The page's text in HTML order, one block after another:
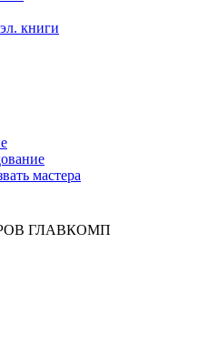
книги
мастера
ГЛАВКОМП